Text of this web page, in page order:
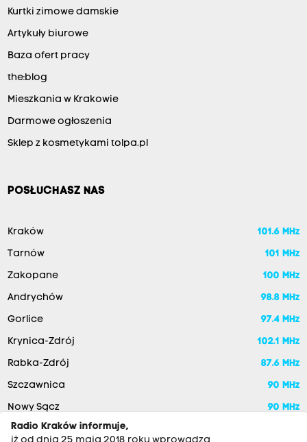
Kurtki zimowe damskie
Artykuły biurowe
Baza ofert pracy
the:blog
Mieszkania w Krakowie
Darmowe ogłoszenia
Sklep z kosmetykami tolpa.pl
POSŁUCHASZ NAS
Kraków 101.6 MHz
Tarnów 101 MHz
Zakopane 100 MHz
Andrychów 98.8 MHz
Gorlice 97.4 MHz
Krynica-Zdrój 102.1 MHz
Rabka-Zdrój 87.6 MHz
Szczawnica 90 MHz
Nowy Sącz
90 MHz
Radio Kraków informuje,